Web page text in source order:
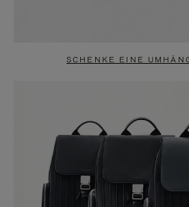
SCHENKE EINE